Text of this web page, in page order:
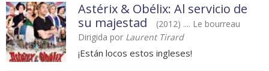
Astérix & Obélix: Al servicio de
su majestad
(2012) .... Le bourreau
Dirigida por Laurent Tirard
¡Están locos estos ingleses!